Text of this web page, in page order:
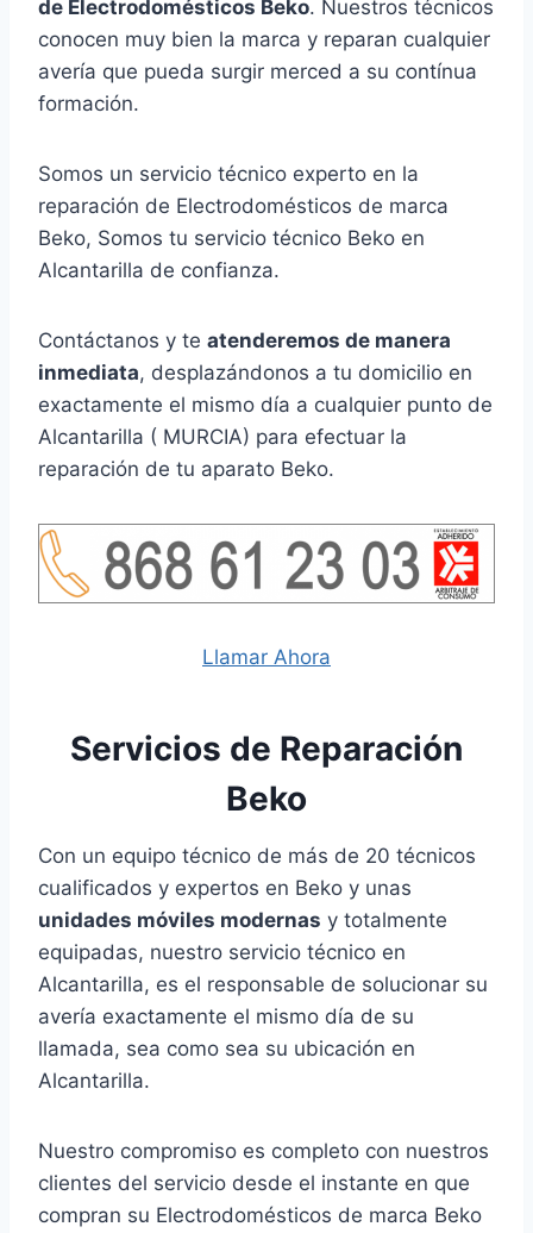
de Electrodomésticos Beko. Nuestros técnicos
conocen muy bien la marca y reparan cualquier
avería que pueda surgir merced a su contínua
formación.
Somos un servicio técnico experto en la
reparación de Electrodomésticos de marca
Beko, Somos tu servicio técnico Beko en
Alcantarilla de confianza.
Contáctanos y te atenderemos de manera
inmediata, desplazándonos a tu domicilio en
exactamente el mismo día a cualquier punto de
Alcantarilla ( MURCIA) para efectuar la
reparación de tu aparato Beko.
Llamar Ahora
Servicios de Reparación
Beko
Con un equipo técnico de más de 20 técnicos
cualificados y expertos en Beko y unas
unidades móviles modernas y totalmente
equipadas, nuestro servicio técnico en
Alcantarilla, es el responsable de solucionar su
avería exactamente el mismo día de su
llamada, sea como sea su ubicación en
Alcantarilla.
Nuestro compromiso es completo con nuestros
clientes del servicio desde el instante en que
compran su Electrodomésticos de marca Beko